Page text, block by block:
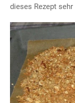
dieses Rezept